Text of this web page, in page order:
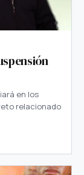
en los
relacionado